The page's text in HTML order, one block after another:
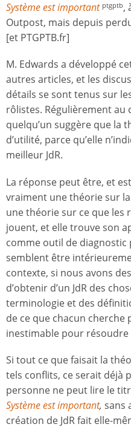
Système est important ptgptb,
Outpost, mais depuis
[et PTGPTB.fr]
M. Edwards a développé
autres articles, et les
détails se sont tenus sur
rôlistes. Régulièrement au
quelqu’un suggère que la
d’utilité, parce qu’elle
meilleur JdR.
La réponse peut être, et
vraiment une théorie sur la
une théorie sur ce que les
jouent, et elle trouve son
comme outil de
semblent être
contexte, si nous avons
d’obtenir d’un JdR des
terminologie et des
de ce que chacun cherche
inestimable pour
Si tout ce que faisait la
tels conflits, ce serait déjà
personne ne peut lire le
Système est important, sans
création de JdR fait elle-